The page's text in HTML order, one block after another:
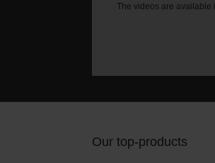
The videos are available
Our top-products